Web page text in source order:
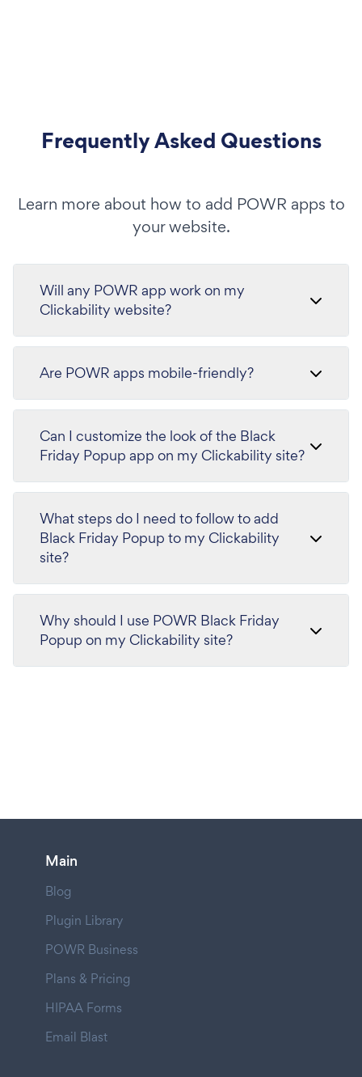
Frequently Asked Questions
Learn more about how to add POWR apps to
your website.
Will any POWR app work on my
Clickability website?
Are POWR apps mobile-friendly?
Can I customize the look of the Black
Friday Popup app on my Clickability site?
What steps do I need to follow to add
Black Friday Popup to my Clickability
site?
Why should I use POWR Black Friday
Popup on my Clickability site?
Main
Blog
Plugin Library
POWR Business
Plans & Pricing
HIPAA Forms
Email Blast